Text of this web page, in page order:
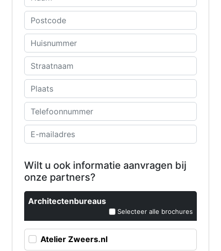
Wilt u ook informatie aanvragen bij
onze partners?
Architectenbureaus
Selecteer alle brochures
Atelier Zweers.nl